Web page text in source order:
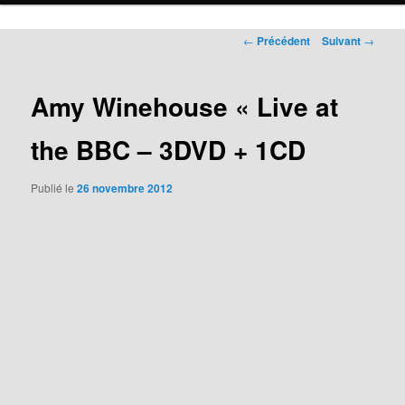
Navigation
← Précédent Suivant →
Amy Winehouse « Live at
the BBC – 3DVD + 1CD
Publié le26 novembre 2012